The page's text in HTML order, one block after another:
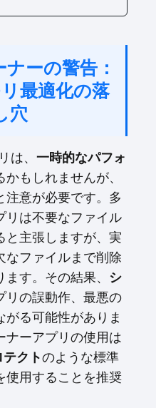
ーの警告：
最適化の落
穴
、
一時的なパフォ
もしれませんが、
注意が必要です。多
リは不要なファイル
と主張しますが、実
なファイルまで削除
す。その結果、
シ
リの誤動作、最悪の
がる可能性がありま
ナーアプリの使用は
クトのような標準
使用することを推奨